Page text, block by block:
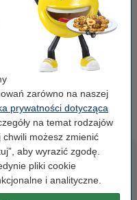
zarówno na naszej
prywatności dotycząca
na temat rodzajów
chwili możesz zmienić
aby wyrazić zgodę.
pliki cookie
i analityczne.
123drukuj